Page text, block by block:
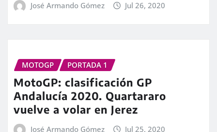
José Armando Gómez Jul 26, 2020
MOTOGP PORTADA 1
MotoGP: clasificación GP
Andalucía 2020. Quartararo
vuelve a volar en Jerez
José Armando Gómez Jul 25, 2020